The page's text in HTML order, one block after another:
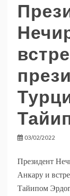
03/02/2022
Президент
Анкару и
Тайипом